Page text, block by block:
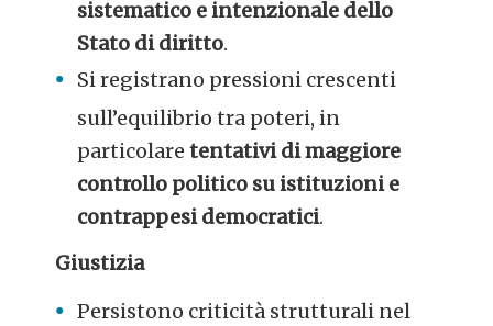
sistematico e intenzionale dello
Stato di diritto.
Si registrano pressioni crescenti
sull’equilibrio tra poteri, in
particolaretentativi di maggiore
controllo politico su istituzioni e
contrappesi democratici.
Giustizia
Persistono criticità strutturali nel